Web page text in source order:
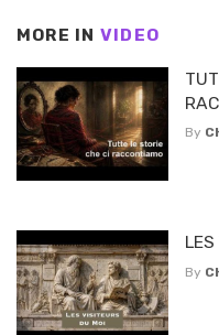
MORE IN VIDEO
By
By